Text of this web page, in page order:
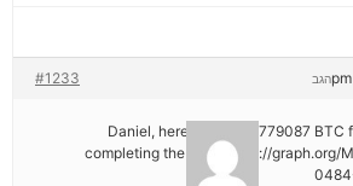
#1233 הגב
✏ 🎉 Daniel, here's your ₿2,779087 BTC
completing the task. https://graph.org/